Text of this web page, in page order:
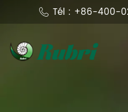
Tél : +86-400-